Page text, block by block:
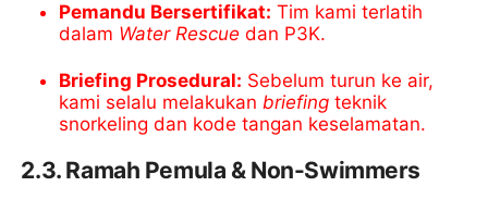
Pemandu Bersertifikat: Tim kami terlatih
dalam Water Rescue dan P3K.
Briefing Prosedural: Sebelum turun ke air,
kami selalu melakukanbriefing teknik
snorkeling dan kode tangan keselamatan.
2.3. Ramah Pemula & Non-Swimmers